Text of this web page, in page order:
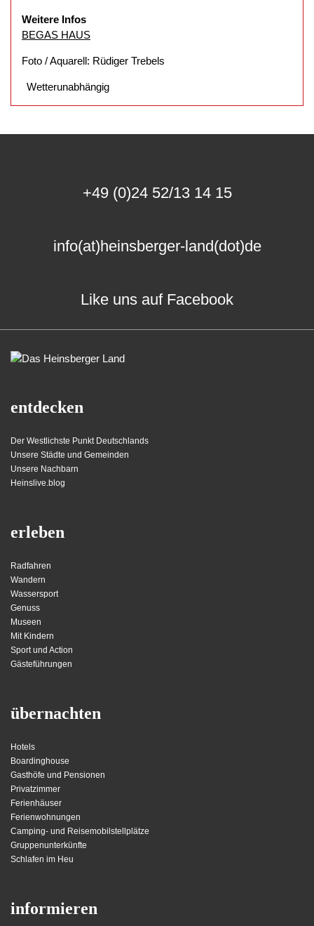
Weitere Infos
BEGAS HAUS
Foto / Aquarell: Rüdiger Trebels
Wetterunabhängig
+49 (0)24 52/13 14 15
info(at)heinsberger-land(dot)de
Like uns auf Facebook
entdecken
Der Westlichste Punkt Deutschlands
Unsere Städte und Gemeinden
Unsere Nachbarn
Heinslive.blog
erleben
Radfahren
Wandern
Wassersport
Genuss
Museen
Mit Kindern
Sport und Action
Gästeführungen
übernachten
Hotels
Boardinghouse
Gasthöfe und Pensionen
Privatzimmer
Ferienhäuser
Ferienwohnungen
Camping- und Reisemobilstellplätze
Gruppenunterkünfte
Schlafen im Heu
informieren